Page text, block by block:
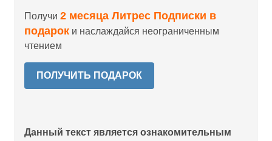
Получи 2 месяца Литрес Подписки в
подарок и наслаждайся неограниченным
чтением
ПОЛУЧИТЬ ПОДАРОК
Данный текст является ознакомительным